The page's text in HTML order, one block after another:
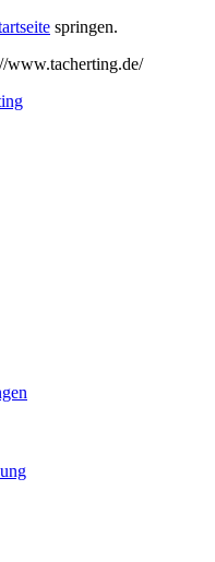
springen.
www.tacherting.de/